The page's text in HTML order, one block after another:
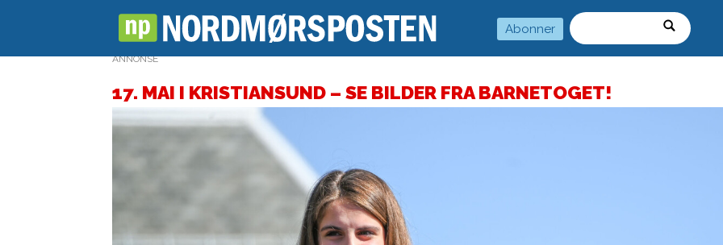
Abonner
Søk
ANNONSE
17. MAI I KRISTIANSUND – SE BILDER FRA BARNETOGET!